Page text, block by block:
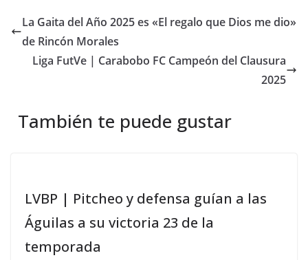
La Gaita del Año 2025 es «El regalo que Dios me dio»
de Rincón Morales
Liga FutVe | Carabobo FC Campeón del Clausura
2025
También te puede gustar
LVBP | Pitcheo y defensa guían a las
Águilas a su victoria 23 de la
temporada